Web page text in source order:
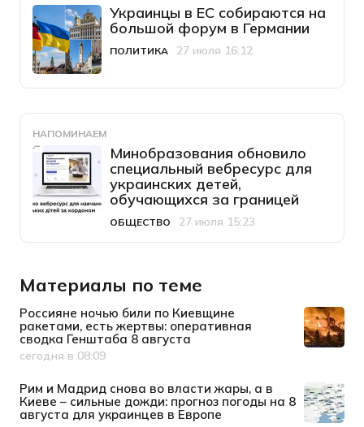
Украинцы в ЕС собираются на
большой форум в Германии
Категория
ПОЛИТИКА
Дата публикации
27 июля 16:12
НАПОМИНАЕМ
Минобразования обновило
специальный вебресурс для
украинских детей,
обучающихся за границей
Категория
ОБЩЕСТВО
Дата публикации
27 июля 15:23
Материалы по теме
Россияне ночью били по Киевщине
ракетами, есть жертвы: оперативная
сводка Генштаба 8 августа
Дата публикации
сегодня в 08:09
Рим и Мадрид снова во власти жары, а в
Киеве – сильные дожди: прогноз погоды на 8
августа для украинцев в Европе